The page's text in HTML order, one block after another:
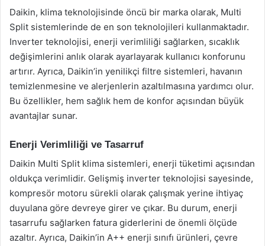
Daikin, klima teknolojisinde öncü bir marka olarak, Multi
Split sistemlerinde de en son teknolojileri kullanmaktadır.
Inverter teknolojisi, enerji verimliliği sağlarken, sıcaklık
değişimlerini anlık olarak ayarlayarak kullanıcı konforunu
artırır. Ayrıca, Daikin’in yenilikçi filtre sistemleri, havanın
temizlenmesine ve alerjenlerin azaltılmasına yardımcı olur.
Bu özellikler, hem sağlık hem de konfor açısından büyük
avantajlar sunar.
Enerji Verimliliği ve Tasarruf
Daikin Multi Split klima sistemleri, enerji tüketimi açısından
oldukça verimlidir. Gelişmiş inverter teknolojisi sayesinde,
kompresör motoru sürekli olarak çalışmak yerine ihtiyaç
duyulana göre devreye girer ve çıkar. Bu durum, enerji
tasarrufu sağlarken fatura giderlerini de önemli ölçüde
azaltır. Ayrıca, Daikin’in A++ enerji sınıfı ürünleri, çevre